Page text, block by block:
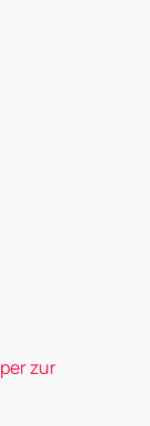
zur